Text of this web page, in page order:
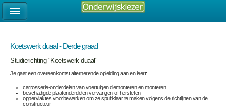
Koetswerk duaal - Derde graad
Studierichting "Koetswerk duaal"
Je gaat een overeenkomst alternerende opleiding aan en leert:
carrosserie-onderdelen van voertuigen demonteren en monteren
beschadigde plaatonderdelen vervangen of herstellen
oppervlaktes voorbewerken om ze spuitklaar te maken volgens de richtlijnen van de
constructeur